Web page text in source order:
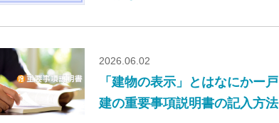
2026.06.02
「建物の表示」とはなにかー戸
建の重要事項説明書の記入方法